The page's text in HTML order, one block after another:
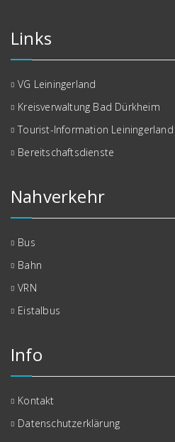
Links
VG Leiningerland
Kreisverwaltung Bad Dürkheim
Tourist-Information Leiningerland
Bereitschaftsdienste
Nahverkehr
Bus
Bahn
VRN
Eistalbus
Info
Kontakt
Datenschutzerklärung